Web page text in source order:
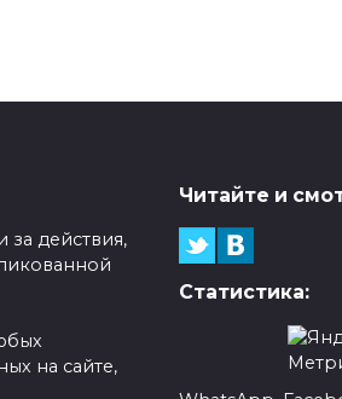
за действия,
на сайте,
Читайте и
Статистика: